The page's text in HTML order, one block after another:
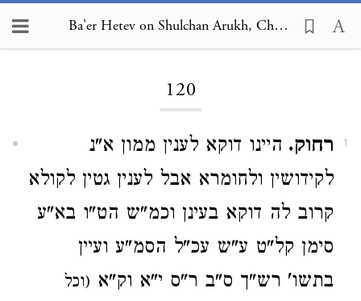
Ba'er Hetev on Shulchan Arukh, Choshen Mishpat 120
120
1 רחוק. היינו דוקא לענין ממון א"נ
לקידושין ולחומרא אבל לענין גטין לקולא
קרוב לה דוקא בעינן וכמ"ש הט"ו בא"ע
סימן קל"ט ע"ש עכ"ל הסמ"ע ועיין
בתשו' רש"ך ס"ב ר"ס י"א וק"א (וכל